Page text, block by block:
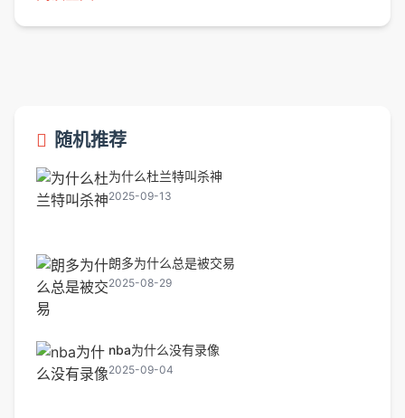
随机推荐
为什么杜兰特叫杀神
2025-09-13
朗多为什么总是被交易
2025-08-29
nba为什么没有录像
2025-09-04